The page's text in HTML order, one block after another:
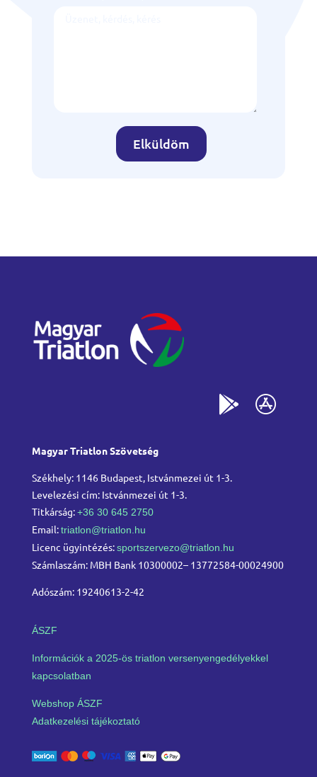
Elküldöm
Magyar Triatlon Szövetség
Székhely: 1146 Budapest, Istvánmezei út 1-3.
Levelezési cím: Istvánmezei út 1-3.
Titkárság:+36 30 645 2750
Email:triatlon@triatlon.hu
Licenc ügyintézés:sportszervezo@triatlon.hu
Számlaszám: MBH Bank 10300002– 13772584-00024900
Adószám: 19240613-2-42
ÁSZF
Információk a 2025-ös triatlon versenyengedélyekkel
kapcsolatban
Webshop ÁSZF
Adatkezelési tájékoztató